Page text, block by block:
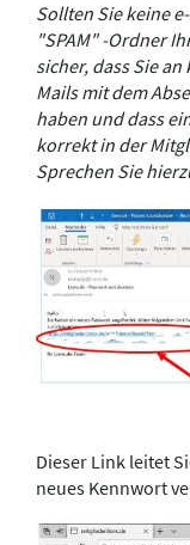
Sollten Sie keine
"SPAM" -Ordner
sicher, dass Sie
Mails mit dem
haben und dass
korrekt in der
Sprechen Sie
Dieser Link leitet
neues Kennwort